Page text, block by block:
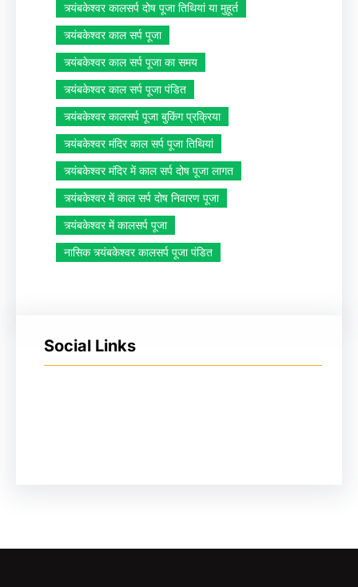
त्र्यंबकेश्वर कालसर्प दोष पूजा तिथियां या मुहूर्त
त्र्यंबकेश्वर काल सर्प पूजा
त्र्यंबकेश्वर काल सर्प पूजा का समय
त्र्यंबकेश्वर काल सर्प पूजा पंडित
त्र्यंबकेश्वर कालसर्प पूजा बुकिंग प्रक्रिया
त्र्यंबकेश्वर मंदिर काल सर्प पूजा तिथियां
त्र्यंबकेश्वर मंदिर में काल सर्प दोष पूजा लागत
त्र्यंबकेश्वर में काल सर्प दोष निवारण पूजा
त्र्यंबकेश्वर में कालसर्प पूजा
नासिक त्र्यंबकेश्वर कालसर्प पूजा पंडित
Social Links